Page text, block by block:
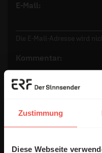
Zustimmung
Diese Webseite
E-Mail:
Die E-Mail-Adresse wird
Kommentar:
Meinen
Ich bin damit